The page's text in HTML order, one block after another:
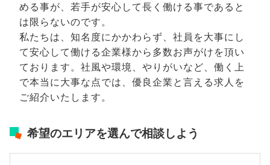
める事が、若手が安心して長く働ける事であると
は限らないのです。
私たちは、知名度にかかわらず、社員を大事にし
て安心して働ける企業様から多数お声がけを頂い
ております。社風や環境、やりがいなど、働く上
で本当に大事な点では、優良企業と言える求人を
ご紹介いたします。
希望のエリアを選んで相談しよう